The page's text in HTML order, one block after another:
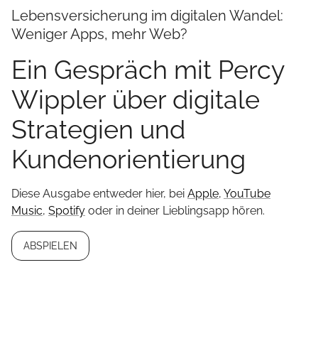
Lebensversicherung im digitalen Wandel:
Weniger Apps, mehr Web?
Ein Gespräch mit Percy
Wippler über digitale
Strategien und
Kundenorientierung
Diese Ausgabe entweder hier, bei Apple, YouTube
Music, Spotify oder in deiner Lieblingsapp hören.
ABSPIELEN